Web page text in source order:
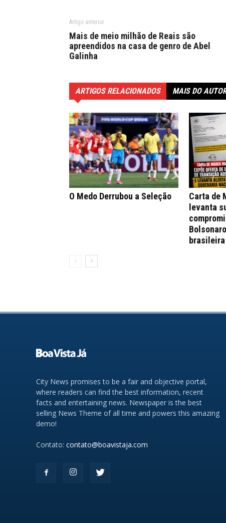
Artigo anterior
Mais de meio milhão de Reais são
apreendidos na casa de genro de Abel
Galinha
ARTIGOS RELACIONADOS MAIS DO
O Medo Derrubou a Seleção
Carta de
levanta
brasileira
City News promises to be a fair and objective portal,
where readers can find the best information, recent
facts and entertaining news. Newspaper is the best
selling News Theme of all time and powers this amazing
demo!
Contato: contato@boavistaja.com